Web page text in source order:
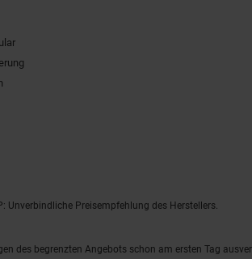
Unverbindliche Preisempfehlung des Herstellers.
des begrenzten Angebots schon am ersten Tag